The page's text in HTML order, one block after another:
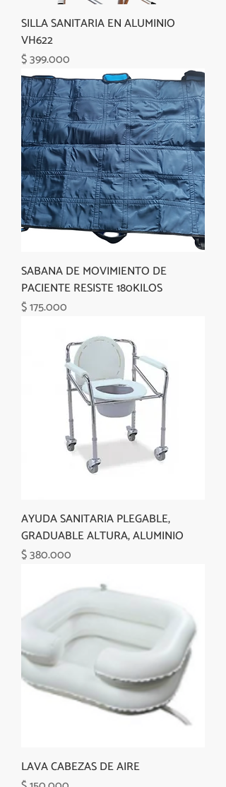
SILLA SANITARIA EN ALUMINIO
VH622
Precio
$ 399.000
SABANA DE MOVIMIENTO DE
PACIENTE RESISTE 180KILOS
Precio
$ 175.000
AYUDA SANITARIA PLEGABLE,
GRADUABLE ALTURA, ALUMINIO
Precio
$ 380.000
LAVA CABEZAS DE AIRE